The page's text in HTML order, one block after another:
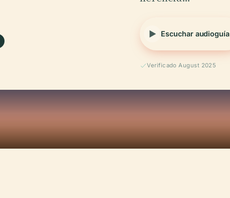
Escuchar audioguía
Verificado August 2025